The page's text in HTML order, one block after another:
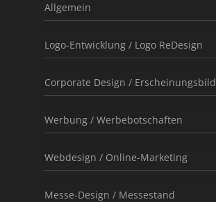
Allgemein
Logo-Entwicklung / Logo ReDesign
Corporate Design / Erscheinungsbild
Werbung / Werbebotschaften
Webdesign / Online-Marketing
Messe-Design / Messestand